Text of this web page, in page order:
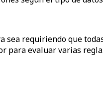
sea requiriendo que
para evaluar varias